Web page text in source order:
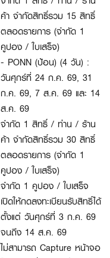
ค้า จำกัดสิทธิ์รวม 15 สิทธิ์
ตลอดรายการ (จำกัด 1
คูปอง / ใบเสร็จ)
- PONN (ป้อน) (4 วัน) :
วันศุกร์ที่ 24 ก.ค. 69, 31
ก.ค. 69, 7 ส.ค. 69 และ 14
ส.ค. 69
จำกัด 1 สิทธิ์ / ท่าน / ร้าน
ค้า จำกัดสิทธิ์รวม 30 สิทธิ์
ตลอดรายการ (จำกัด 1
คูปอง / ใบเสร็จ)
จำกัด 1 คูปอง / ใบเสร็จ
เปิดให้กดลงทะเบียนรับสิทธิ์ได้
ตั้งแต่ วันศุกร์ที่ 3 ก.ค. 69
จนถึง 14 ส.ค. 69
ไม่สามารถ Capture หน้าจอ